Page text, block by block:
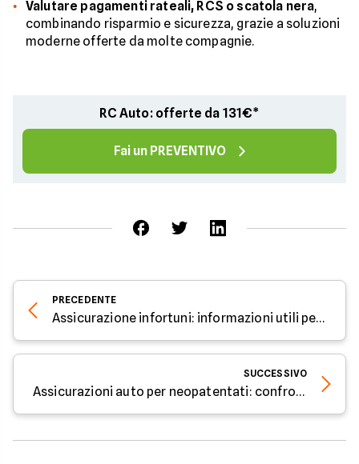
Valutare pagamenti rateali, RCS o scatola nera,
combinando risparmio e sicurezza, grazie a soluzioni
moderne offerte da molte compagnie.
RC Auto: offerte da 131€*
Fai un PREVENTIVO
PRECEDENTE
Assicurazione infortuni: informazioni utili per lavoratori e sportivi
SUCCESSIVO
Assicurazioni auto per neopatentati: confronto tra ConTe.it, Linear e Prima ad ottobre 2025